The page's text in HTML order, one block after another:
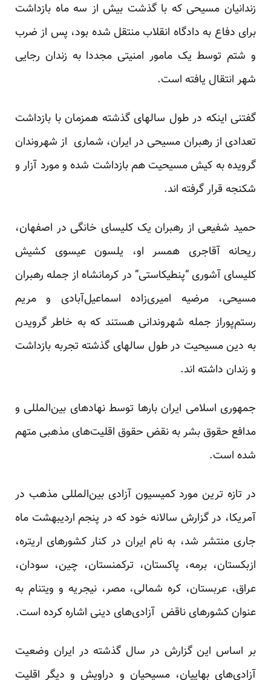
زندانیان مسیحی که با گذشت بیش از سه ماه بازداشت
برای دفاع به دادگاه انقلاب منتقل شده بود، پس از ضرب
و شتم توسط یک مامور امنیتی مجددا به زندان رجایی
شهر انتقال یافته است.
گفتنی اینکه در طول سالهای گذشته همزمان با بازداشت
تعدادی از رهبران مسیحی در ایران، شماری از شهروندان
گرویده به کیش مسیحیت هم بازداشت شده و مورد آزار و
شکنجه قرار گرفته اند.
حمید شفیعی از رهبران یک کلیسای خانگی در اصفهان،
ریحانه آقاجری همسر او، یلسون عیسوی کشیش
کلیسای آشوری “پنطیکاستی” در کرمانشاه از جمله رهبران
مسیحی، مرضیه امیری‌زاده اسماعیل‌آبادی و مریم
رستم‌پوراز جمله شهروندانی هستند که به خاطر گرویدن
به دین مسیحیت در طول سالهای گذشته تجربه بازداشت
و زندان داشته اند.
جمهوری اسلامی ایران بارها توسط نهادهای بین‌المللی و
مدافع حقوق بشر به نقض حقوق اقلیت‌های مذهبی متهم
شده است.
در تازه ترین مورد کمیسیون آزادی بین‌المللی مذهب در
آمریکا، در گزارش سالانه خود که در پنجم اردیبهشت ماه
جاری منتشر شد، به نام ایران در کنار کشورهای اریتره،
ازبکستان، برمه، پاکستان، ترکمنستان، چین، سودان،
عراق، عربستان، کره شمالی، مصر، نیجریه و ویتنام به
عنوان کشورهای ناقض آزادی‌های دینی اشاره کرده است.
بر اساس این گزارش در سال گذشته در ایران وضعیت
آزادی‌های بهاییان، مسیحیان و دراویش و دیگر اقلیت